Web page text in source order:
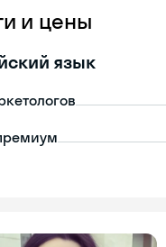
и цены
язык